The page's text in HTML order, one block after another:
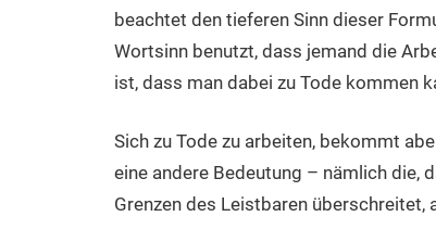
beachtet den tieferen Sinn dieser
Wortsinn benutzt, dass jemand die
ist, dass man dabei zu Tode kommen
Sich zu Tode zu arbeiten, bekommt
eine andere Bedeutung – nämlich die,
Grenzen des Leistbaren